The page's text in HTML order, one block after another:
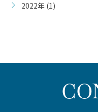
2022年 (1)